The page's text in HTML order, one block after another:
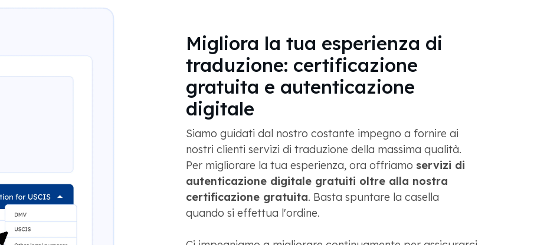
Migliora la tua esperienza di
traduzione: certificazione
gratuita e autenticazione
digitale
Siamo guidati dal nostro costante impegno a fornire ai
nostri clienti servizi di traduzione della massima qualità.
Per migliorare la tua esperienza, ora offriamo servizi di
autenticazione digitale gratuiti oltre alla nostra
certificazione gratuita. Basta spuntare la casella
quando si effettua l'ordine.